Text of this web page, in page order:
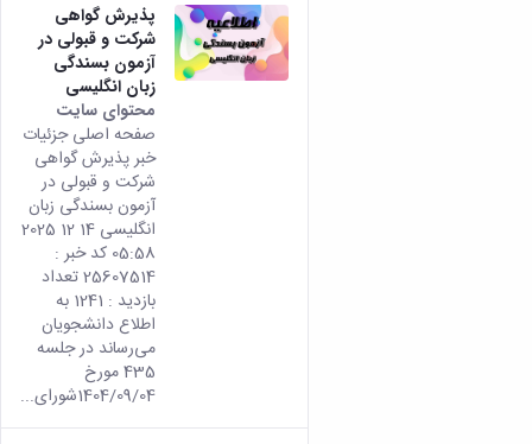
پذیرش گواهی
شرکت و قبولی در
آزمون بسندگی
زبان انگلیسی
محتوای سایت
صفحه اصلی جزئیات
خبر پذیرش گواهی
شرکت و قبولی در
آزمون بسندگی زبان
انگلیسی 14 12 2025
05:58 کد خبر :
25607514 تعداد
بازدید : 1241 به
اطلاع دانشجویان
می‌رساند در جلسه
435 مورخ
1404/09/04شورای...